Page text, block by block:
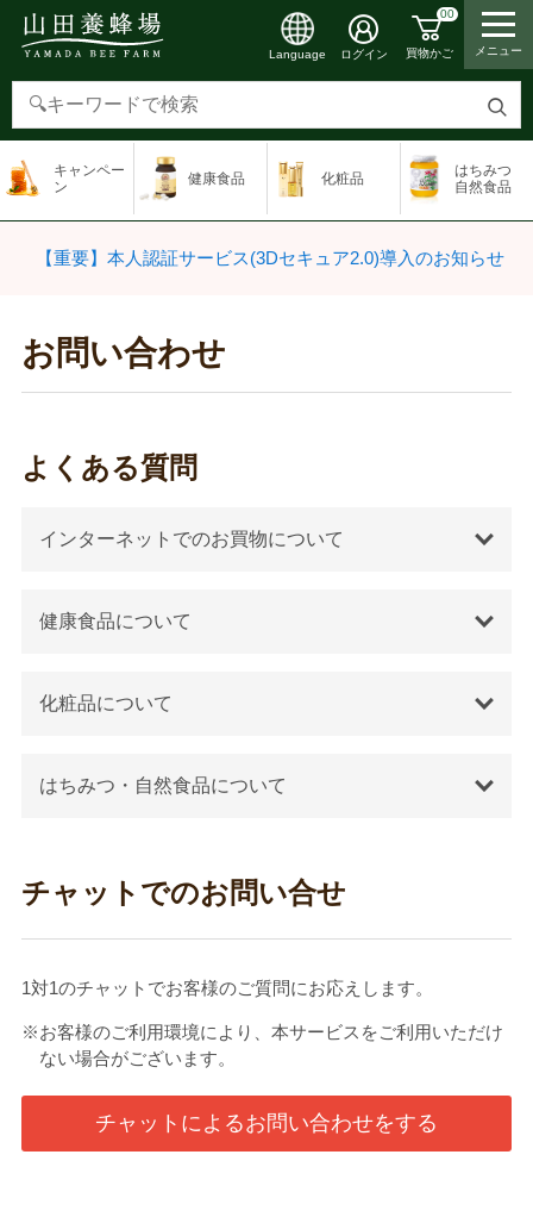
検
す
Language ログイン
00
買物かご メニュー
キャンペー
ン
健康食品 化粧品
はちみつ
自然食品
【重要】本人認証サービス(3Dセキュア2.0)導入のお知らせ
お問い合わせ
よくある質問
インターネットでのお買物について
健康食品について
化粧品について
はちみつ・自然食品について
チャットでのお問い合せ
1対1のチャットでお客様のご質問にお応えします。
※お客様のご利用環境により、本サービスをご利用いただけ
ない場合がございます。
チャットによるお問い合わせをする